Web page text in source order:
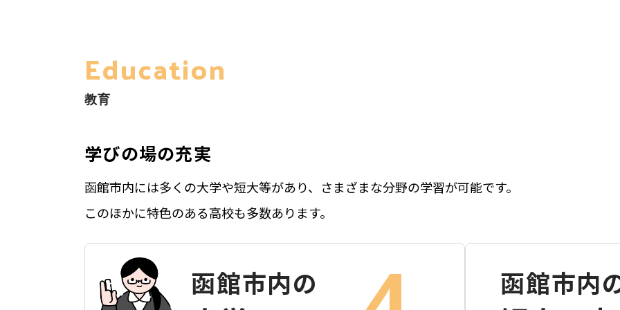
Education
教育
学びの場の充実
函館市内には多くの大学や短大等があり、さまざまな分野の学習が可能です。
このほかに特色のある高校も多数あります。
函館市内の 函館市内